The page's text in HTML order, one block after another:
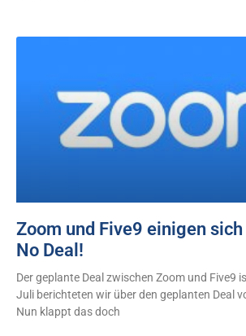
Zoom und Five9 einigen
No Deal!
Der geplante Deal zwischen Zoom und Five9
Juli berichteten wir über den geplanten Deal
Nun klappt das doch